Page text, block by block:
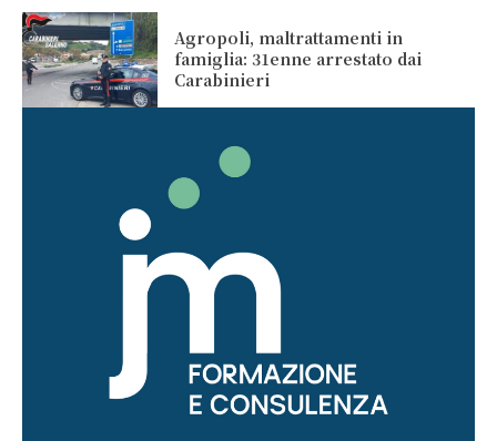
Agropoli, maltrattamenti in
famiglia: 31enne arrestato dai
Carabinieri